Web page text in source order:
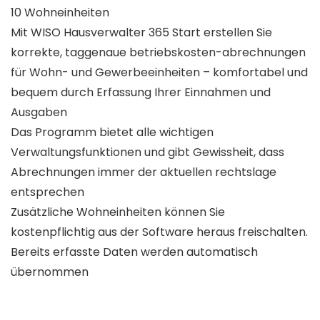
10 Wohneinheiten
Mit WISO Hausverwalter 365 Start erstellen Sie
korrekte, taggenaue betriebskosten-abrechnungen
für Wohn- und Gewerbeeinheiten – komfortabel und
bequem durch Erfassung Ihrer Einnahmen und
Ausgaben
Das Programm bietet alle wichtigen
Verwaltungsfunktionen und gibt Gewissheit, dass
Abrechnungen immer der aktuellen rechtslage
entsprechen
Zusätzliche Wohneinheiten können Sie
kostenpflichtig aus der Software heraus freischalten.
Bereits erfasste Daten werden automatisch
übernommen